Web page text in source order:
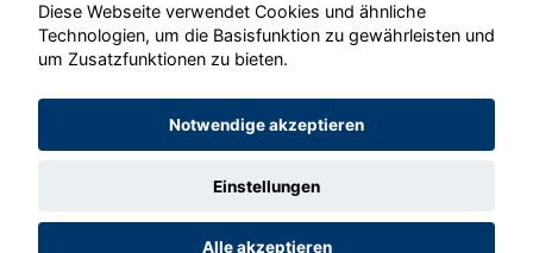
© konjunkturmotor.de GmbH 2020 - 2026
Diese Webseite verwendet Cookies und ähnliche
Technologien, um die Basisfunktion zu gewährleisten und
um Zusatzfunktionen zu bieten.
Notwendige akzeptieren
Einstellungen
Alle akzeptieren